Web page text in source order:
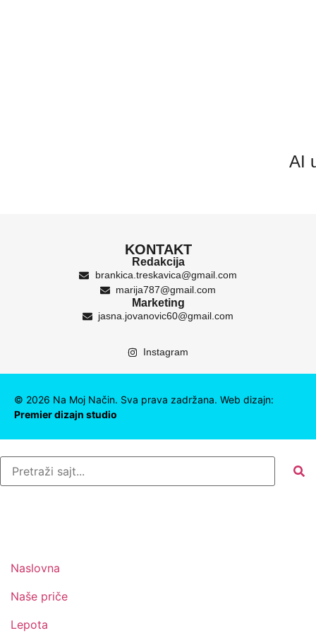
AI
KONTAKT
Redakcija
brankica.treskavica@gmail.com
marija787@gmail.com
Marketing
jasna.jovanovic60@gmail.com
Instagram
© 2026 Na Moj Način. Sva prava zadržana. Web dizajn:
Premier dizajn studio
Naslovna
Naše priče
Lepota